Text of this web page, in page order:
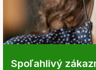
Spoľahlivý